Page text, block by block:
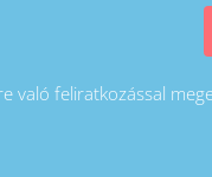
való feliratkozással